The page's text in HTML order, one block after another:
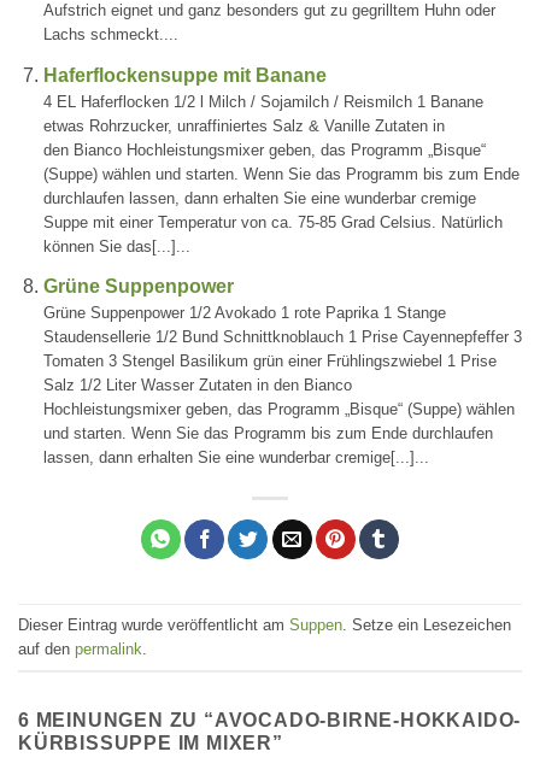
Aufstrich eignet und ganz besonders gut zu gegrilltem Huhn oder
Lachs schmeckt....
Haferflockensuppe mit Banane
4 EL Haferflocken 1/2 l Milch / Sojamilch / Reismilch 1 Banane
etwas Rohrzucker, unraffiniertes Salz & Vanille Zutaten in
den Bianco Hochleistungsmixer geben, das Programm „Bisque“
(Suppe) wählen und starten. Wenn Sie das Programm bis zum Ende
durchlaufen lassen, dann erhalten Sie eine wunderbar cremige
Suppe mit einer Temperatur von ca. 75-85 Grad Celsius. Natürlich
können Sie das[...]...
Grüne Suppenpower
Grüne Suppenpower 1/2 Avokado 1 rote Paprika 1 Stange
Staudensellerie 1/2 Bund Schnittknoblauch 1 Prise Cayennepfeffer 3
Tomaten 3 Stengel Basilikum grün einer Frühlingszwiebel 1 Prise
Salz 1/2 Liter Wasser Zutaten in den Bianco
Hochleistungsmixer geben, das Programm „Bisque“ (Suppe) wählen
und starten. Wenn Sie das Programm bis zum Ende durchlaufen
lassen, dann erhalten Sie eine wunderbar cremige[...]...
Dieser Eintrag wurde veröffentlicht am Suppen . Setze ein Lesezeichen
auf den permalink
6 MEINUNGEN ZU “AVOCADO-BIRNE-HOKKAIDO-
KÜRBISSUPPE IM MIXER”